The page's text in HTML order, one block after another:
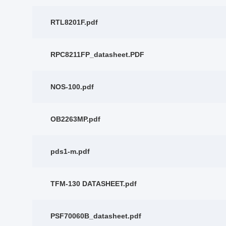
RTL8201F.pdf
RPC8211FP_datasheet.PDF
NOS-100.pdf
OB2263MP.pdf
pds1-m.pdf
TFM-130 DATASHEET.pdf
PSF70060B_datasheet.pdf